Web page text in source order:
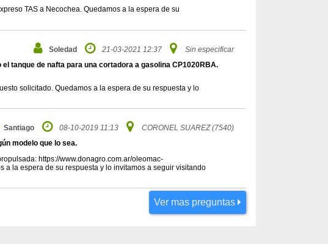
TAS a Necochea. Quedamos a la espera de su
Soledad 21-03-2021 12:37
Sin especificar
tanque de nafta para una cortadora a gasolina CP1020RBA.
solicitado. Quedamos a la espera de su respuesta y lo
Santiago 08-10-2019 11:13
CORONEL SUAREZ (7540)
modelo que lo sea.
https://www.donagro.com.ar/oleomac-
la espera de su respuesta y lo invitamos a seguir visitando
Ver mas preguntas